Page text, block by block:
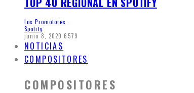
Los Promotores
Spotify
junio 8, 2020 6579
NOTICIAS
COMPOSITORES
COMPOSITORES